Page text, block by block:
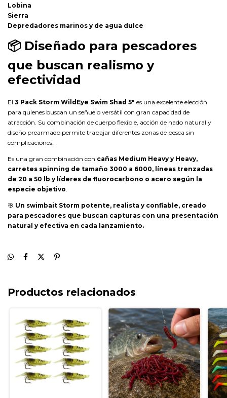
Lobina
Sierra
Depredadores marinos y de agua dulce
📦 Diseñado para pescadores
que buscan realismo y
efectividad
El 3 Pack Storm WildEye Swim Shad 5" es una excelente elección
para quienes buscan un señuelo versátil con gran capacidad de
atracción. Su combinación de cuerpo flexible, acción de nado natural y
diseño prearmado permite trabajar diferentes zonas de pesca sin
complicaciones.
Es una gran combinación con cañas Medium Heavy y Heavy,
carretes spinning de tamaño 3000 a 6000, líneas trenzadas
de 20 a 50 lb y líderes de fluorocarbono o acero según la
especie objetivo.
🎯 Un swimbait Storm potente, realista y confiable, creado
para pescadores que buscan capturas con una presentación
natural y efectiva en cada lanzamiento.
Productos relacionados